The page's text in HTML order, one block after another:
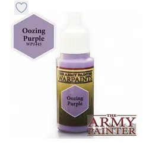
Dugme za dodavanje stvari